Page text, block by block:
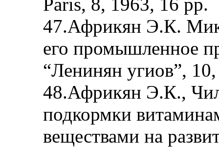
Paris, 8, 1963, 16 pp.
47.Африкян Э.К.
его промышленное
“Ленинян угиов”,
48.Африкян Э.К.,
подкормки
веществами на